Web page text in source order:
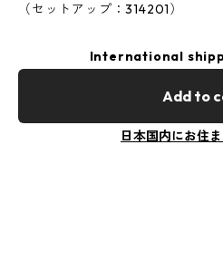
（セットアップ：314201）
International
Add to
日本国内にお住